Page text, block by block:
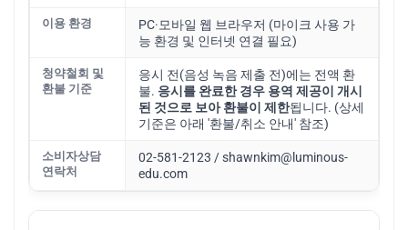
이용 환경
PC·모바일 웹 브라우저 (마이크 사용 가
능 환경 및 인터넷 연결 필요)
청약철회 및
환불 기준
응시 전(음성 녹음 제출 전)에는 전액 환
불. 응시를 완료한 경우 용역 제공이 개시
된 것으로 보아 환불이 제한됩니다. (상세
기준은 아래 '환불/취소 안내' 참조)
소비자상담
연락처
02-581-2123 / shawnkim@luminous-
edu.com